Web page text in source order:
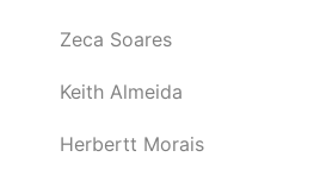
Zeca Soares
Keith Almeida
Herbertt Morais